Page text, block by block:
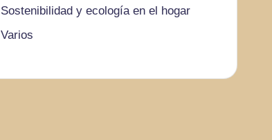
Sostenibilidad y ecología en el hogar
Varios